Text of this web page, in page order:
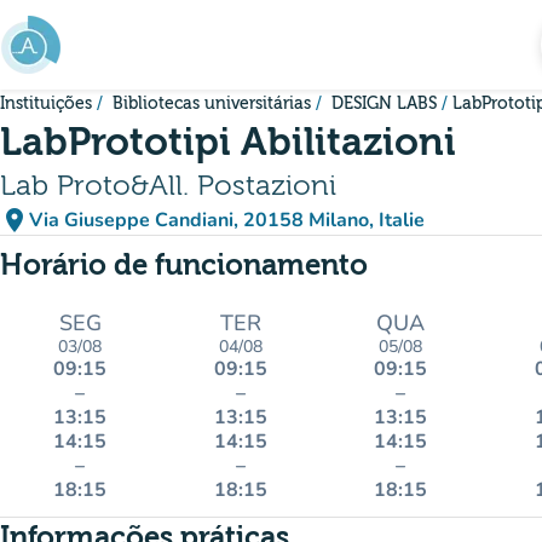
Ir para o conteúdo principal
Instituições Bibliotecas universitárias DESIGN LABS
LabPrototipi Abilitazioni
Lab Proto&All. Postazioni
place Via Giuseppe Candiani, 20158 Milano, Italie
(abrir no Google Maps)
(novo separador)
Horário de funcionamento
SEG
03/08
09:15
–
13:15
14:15
–
18:15
TER
04/08
09:15
–
13:15
14:15
–
18:15
QUA
05/08
09:15
–
13:15
14:15
–
18:15